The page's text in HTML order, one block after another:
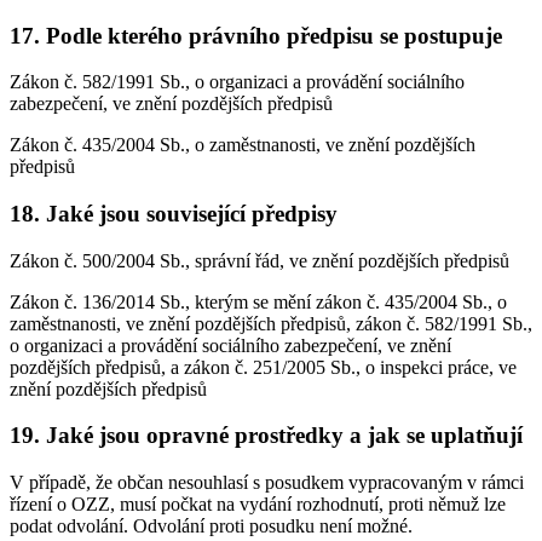
17. Podle kterého právního předpisu se postupuje
Zákon č. 582/1991 Sb., o organizaci a provádění sociálního
zabezpečení, ve znění pozdějších předpisů
Zákon č. 435/2004 Sb., o zaměstnanosti, ve znění pozdějších
předpisů
18. Jaké jsou související předpisy
Zákon č. 500/2004 Sb., správní řád, ve znění pozdějších předpisů
Zákon č. 136/2014 Sb., kterým se mění zákon č. 435/2004 Sb., o
zaměstnanosti, ve znění pozdějších předpisů, zákon č. 582/1991 Sb.,
o organizaci a provádění sociálního zabezpečení, ve znění
pozdějších předpisů, a zákon č. 251/2005 Sb., o inspekci práce, ve
znění pozdějších předpisů
19. Jaké jsou opravné prostředky a jak se uplatňují
V případě, že občan nesouhlasí s posudkem vypracovaným v rámci
řízení o OZZ, musí počkat na vydání rozhodnutí, proti němuž lze
podat odvolání. Odvolání proti posudku není možné.